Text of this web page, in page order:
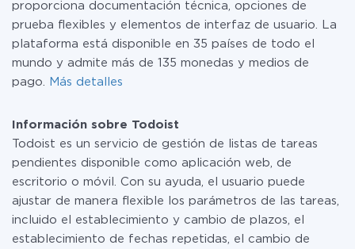
proporciona documentación técnica, opciones de
prueba flexibles y elementos de interfaz de usuario. La
plataforma está disponible en 35 países de todo el
mundo y admite más de 135 monedas y medios de
pago.
Más detalles
Información sobre Todoist
Todoist es un servicio de gestión de listas de tareas
pendientes disponible como aplicación web, de
escritorio o móvil. Con su ayuda, el usuario puede
ajustar de manera flexible los parámetros de las tareas,
incluido el establecimiento y cambio de plazos, el
establecimiento de fechas repetidas, el cambio de